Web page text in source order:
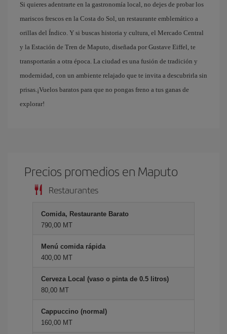
Si quieres adentrarte en la gastronomía local, no dejes de probar los
mariscos frescos en la Costa do Sol, un restaurante emblemático a
orillas del Índico. Y si buscas historia y cultura, el Mercado Central
y la Estación de Tren de Maputo, diseñada por Gustave Eiffel, te
transportarán a otra época. La ciudad es una fusión de tradición y
modernidad, con un ambiente relajado que te invita a descubrirla sin
prisas.¡Vuelos baratos para que no pongas freno a tus ganas de
explorar!
Precios promedios en Maputo
Restaurantes
Comida, Restaurante Barato
790,00 MT
Menú comida rápida
400,00 MT
Cerveza Local (vaso o pinta de 0.5 litros)
80,00 MT
Cappuccino (normal)
160,00 MT